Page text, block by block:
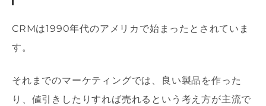
CRMは1990年代のアメリカで始まったとされていま
す。
それまでのマーケティングでは、良い製品を作った
り、値引きしたりすれば売れるという考え方が主流で